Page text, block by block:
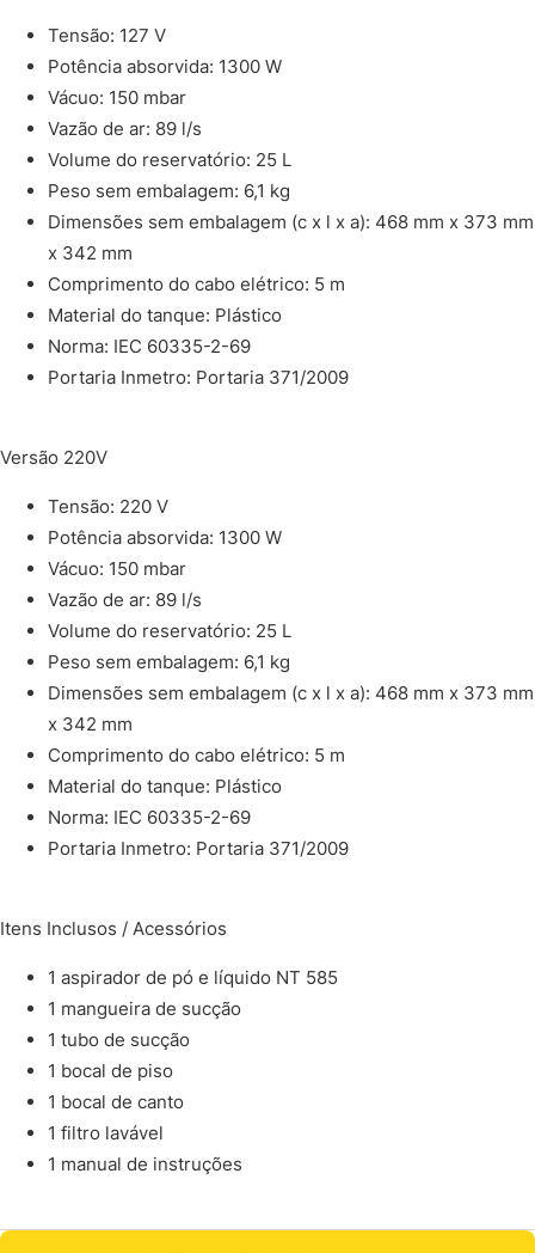
Tensão: 127 V
Potência absorvida: 1300 W
Vácuo: 150 mbar
Vazão de ar: 89 l/s
Volume do reservatório: 25 L
Peso sem embalagem: 6,1 kg
Dimensões sem embalagem (c x l x a): 468 mm x 373 mm
x 342 mm
Comprimento do cabo elétrico: 5 m
Material do tanque: Plástico
Norma: IEC 60335-2-69
Portaria Inmetro: Portaria 371/2009
Versão 220V
Tensão: 220 V
Potência absorvida: 1300 W
Vácuo: 150 mbar
Vazão de ar: 89 l/s
Volume do reservatório: 25 L
Peso sem embalagem: 6,1 kg
Dimensões sem embalagem (c x l x a): 468 mm x 373 mm
x 342 mm
Comprimento do cabo elétrico: 5 m
Material do tanque: Plástico
Norma: IEC 60335-2-69
Portaria Inmetro: Portaria 371/2009
Itens Inclusos / Acessórios
1 aspirador de pó e líquido NT 585
1 mangueira de sucção
1 tubo de sucção
1 bocal de piso
1 bocal de canto
1 filtro lavável
1 manual de instruções